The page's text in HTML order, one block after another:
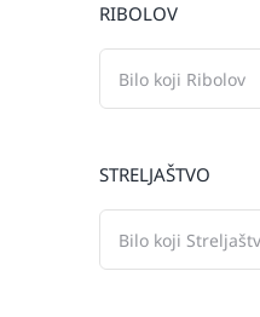
RIBOLOV
STRELJAŠTVO